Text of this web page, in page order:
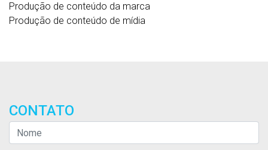
Produção de conteúdo da marca
Produção de conteúdo de mídia
CONTATO